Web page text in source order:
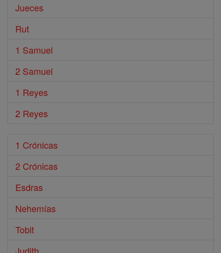
Jueces
Rut
1 Samuel
2 Samuel
1 Reyes
2 Reyes
1 Crónicas
2 Crónicas
Esdras
Nehemías
Tobit